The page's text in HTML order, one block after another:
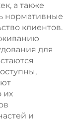
а также
нормативные
клиентов.
для
их
и